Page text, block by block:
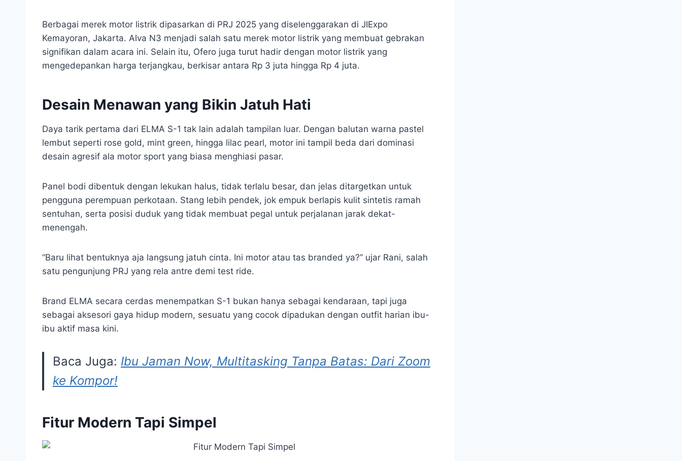
Berbagai merek motor listrik dipasarkan di PRJ 2025 yang diselenggarakan di JIExpo
Kemayoran, Jakarta. Alva N3 menjadi salah satu merek motor listrik yang membuat gebrakan
signifikan dalam acara ini. Selain itu, Ofero juga turut hadir dengan motor listrik yang
mengedepankan harga terjangkau, berkisar antara Rp 3 juta hingga Rp 4 juta.
Desain Menawan yang Bikin Jatuh Hati
Daya tarik pertama dari ELMA S-1 tak lain adalah tampilan luar. Dengan balutan warna pastel
lembut seperti rose gold, mint green, hingga lilac pearl, motor ini tampil beda dari dominasi
desain agresif ala motor sport yang biasa menghiasi pasar.
Panel bodi dibentuk dengan lekukan halus, tidak terlalu besar, dan jelas ditargetkan untuk
pengguna perempuan perkotaan. Stang lebih pendek, jok empuk berlapis kulit sintetis ramah
sentuhan, serta posisi duduk yang tidak membuat pegal untuk perjalanan jarak dekat-
menengah.
“Baru lihat bentuknya aja langsung jatuh cinta. Ini motor atau tas branded ya?” ujar Rani, salah
satu pengunjung PRJ yang rela antre demi test ride.
Brand ELMA secara cerdas menempatkan S-1 bukan hanya sebagai kendaraan, tapi juga
sebagai aksesori gaya hidup modern, sesuatu yang cocok dipadukan dengan outfit harian ibu-
ibu aktif masa kini.
Baca Juga: Ibu Jaman Now, Multitasking Tanpa Batas: Dari Zoom
ke Kompor!
Fitur Modern Tapi Simpel